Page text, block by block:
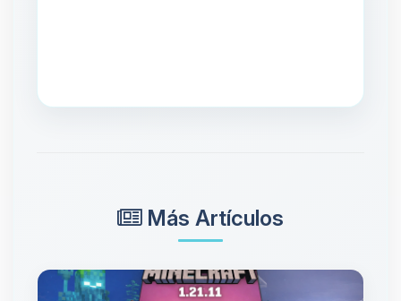
Más Artículos